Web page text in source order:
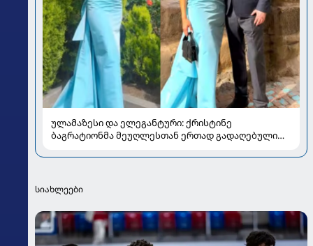
ულამაზესი და ელეგანტური: ქრისტინე
ბაგრატიონმა მეუღლესთან ერთად გადაღებული
სიახლეები